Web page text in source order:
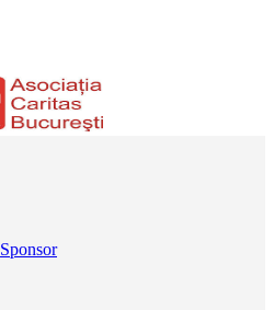
Sponsor